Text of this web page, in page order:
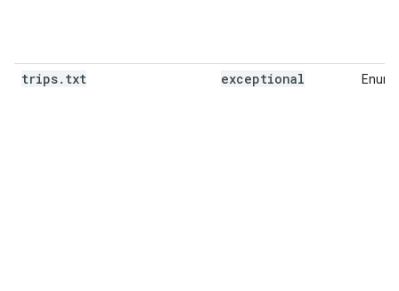
trips. txt exceptional Enum